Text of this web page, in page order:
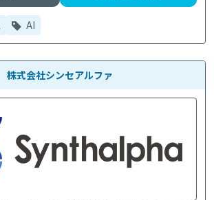
AI
株式会社シンセアルファ